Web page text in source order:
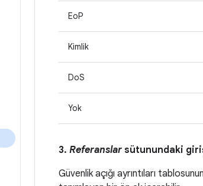
EoP
Kimlik
DoS
Yok
3. Referanslar sütunundaki
Güvenlik açığı ayrıntıları tablosunun